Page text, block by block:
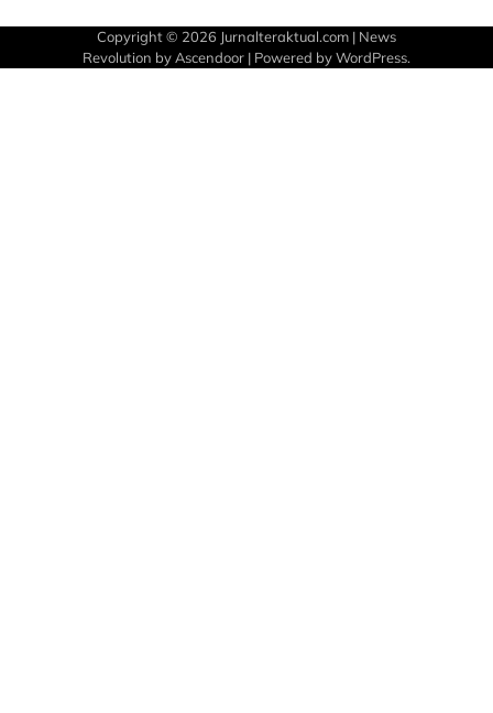
Copyright © 2026 Jurnalteraktual.com | News
Revolution by Ascendoor | Powered byWordPress.